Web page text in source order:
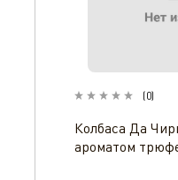
(0)
Колбаса Да
ароматом